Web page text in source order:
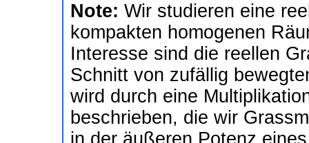
Note: Wir studieren eine
kompakten homogenen
Interesse sind die reellen
Schnitt von zufällig
wird durch eine
beschrieben, die wir